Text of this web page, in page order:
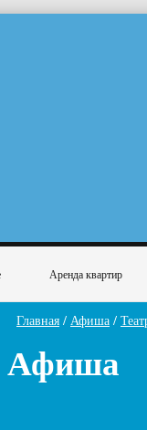
Аренда квартир
Главная / Афиша /
Афиша